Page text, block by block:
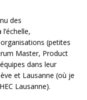
des
l’échelle,
(petites
Master, Product
dans leur
et Lausanne (où je
Lausanne).